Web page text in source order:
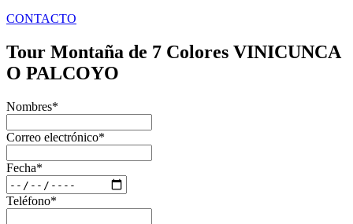
CONTACTO
Tour Montaña de 7 Colores VINICUNCA
O PALCOYO
Nombres*
Correo electrónico*
Fecha*
Teléfono*